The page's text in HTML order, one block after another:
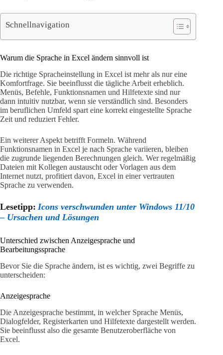
Schnellnavigation
Warum die Sprache in Excel ändern sinnvoll ist
Die richtige Spracheinstellung in Excel ist mehr als nur eine
Komfortfrage. Sie beeinflusst die tägliche Arbeit erheblich.
Menüs, Befehle, Funktionsnamen und Hilfetexte sind nur
dann intuitiv nutzbar, wenn sie verständlich sind. Besonders
im beruflichen Umfeld spart eine korrekt eingestellte Sprache
Zeit und reduziert Fehler.
Ein weiterer Aspekt betrifft Formeln. Während
Funktionsnamen in Excel je nach Sprache variieren, bleiben
die zugrunde liegenden Berechnungen gleich. Wer regelmäßig
Dateien mit Kollegen austauscht oder Vorlagen aus dem
Internet nutzt, profitiert davon, Excel in einer vertrauten
Sprache zu verwenden.
Lesetipp: Icons verschwunden unter Windows 11/10
– Ursachen und Lösungen
Unterschied zwischen Anzeigesprache und
Bearbeitungssprache
Bevor Sie die Sprache ändern, ist es wichtig, zwei Begriffe zu
unterscheiden:
Anzeigesprache
Die Anzeigesprache bestimmt, in welcher Sprache Menüs,
Dialogfelder, Registerkarten und Hilfetexte dargestellt werden.
Sie beeinflusst also die gesamte Benutzeroberfläche von
Excel.